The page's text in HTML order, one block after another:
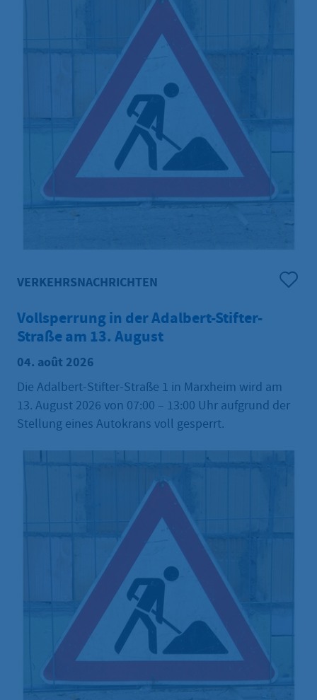
VERKEHRSNACHRICHTEN
Vollsperrung in der Adalbert-Stifter-
Straße am 13. August
04. août 2026
Die Adalbert-Stifter-Straße 1 in Marxheim wird am
13. August 2026 von 07:00 – 13:00 Uhr aufgrund der
Stellung eines Autokrans voll gesperrt.